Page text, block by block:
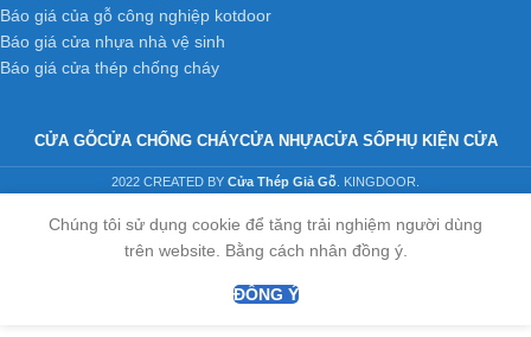
Báo giá của gỗ công nghiệp kotdoor
Báo giá cửa nhựa nhà vệ sinh
Báo giá cửa thép chống cháy
CỬA GỖCỬA CHỐNG CHÁYCỬA NHỰACỬA SỔPHỤ KIỆN CỬA
2022 CREATED BY Cửa Thép Giả Gỗ . KINGDOOR.
Chúng tôi sử dụng cookie để tăng trải nghiệm người dùng
trên website. Bằng cách nhân đồng ý.
ĐỒNG Ý